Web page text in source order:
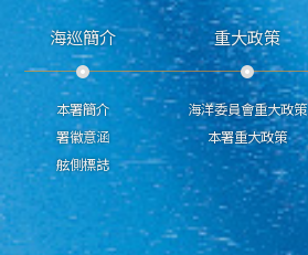
海巡簡介
本署簡介
署徽意涵
舷側標誌
重大政策
海洋委員會重大政策
本署重大政策